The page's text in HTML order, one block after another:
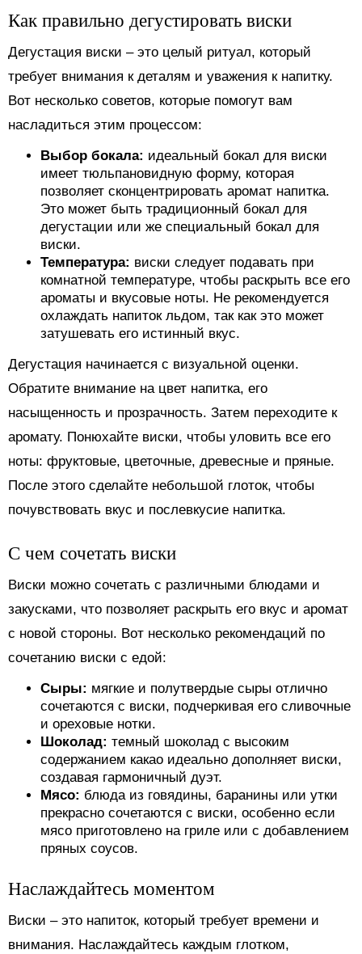
Как правильно дегустировать виски
Дегустация виски – это целый ритуал, который
требует внимания к деталям и уважения к напитку.
Вот несколько советов, которые помогут вам
насладиться этим процессом:
Выбор бокала: идеальный бокал для виски
имеет тюльпановидную форму, которая
позволяет сконцентрировать аромат напитка.
Это может быть традиционный бокал для
дегустации или же специальный бокал для
виски.
Температура: виски следует подавать при
комнатной температуре, чтобы раскрыть все его
ароматы и вкусовые ноты. Не рекомендуется
охлаждать напиток льдом, так как это может
затушевать его истинный вкус.
Дегустация начинается с визуальной оценки.
Обратите внимание на цвет напитка, его
насыщенность и прозрачность. Затем переходите к
аромату. Понюхайте виски, чтобы уловить все его
ноты: фруктовые, цветочные, древесные и пряные.
После этого сделайте небольшой глоток, чтобы
почувствовать вкус и послевкусие напитка.
С чем сочетать виски
Виски можно сочетать с различными блюдами и
закусками, что позволяет раскрыть его вкус и аромат
с новой стороны. Вот несколько рекомендаций по
сочетанию виски с едой:
Сыры: мягкие и полутвердые сыры отлично
сочетаются с виски, подчеркивая его сливочные
и ореховые нотки.
Шоколад: темный шоколад с высоким
содержанием какао идеально дополняет виски,
создавая гармоничный дуэт.
Мясо: блюда из говядины, баранины или утки
прекрасно сочетаются с виски, особенно если
мясо приготовлено на гриле или с добавлением
пряных соусов.
Наслаждайтесь моментом
Виски – это напиток, который требует времени и
внимания. Наслаждайтесь каждым глотком,